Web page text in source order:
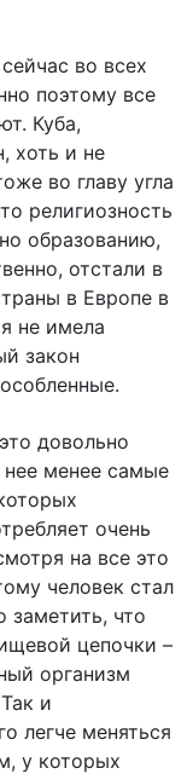
во всех
поэтому все
Куба,
хоть и не
во главу угла
религиозность
образованию,
отстали в
в Европе в
не имела
закон
довольно
менее самые
очень
на все это
человек стал
что
цепочки –
организм
и
легче меняться
у которых